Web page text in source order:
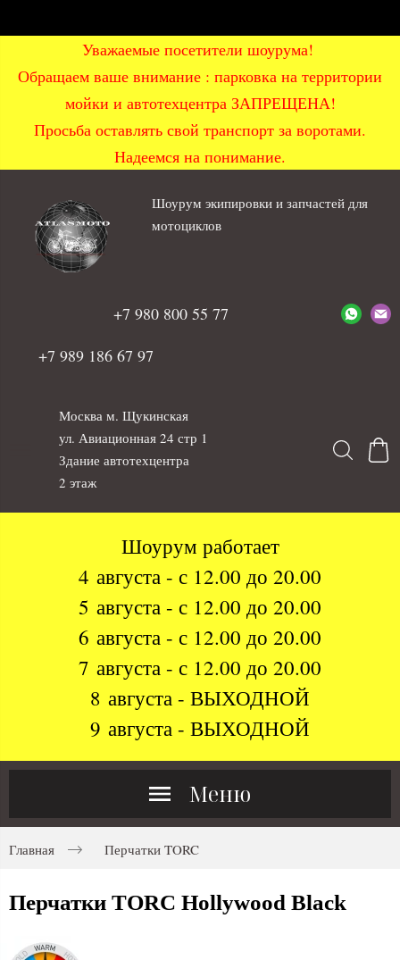
Уважаемые посетители шоурума!
Обращаем ваше внимание : парковка на территории
мойки и автотехцентра ЗАПРЕЩЕНА!
Просьба оставлять свой транспорт за воротами.
Надеемся на понимание.
Шоурум экипировки и запчастей для
мотоциклов
+7 980 800 55 77
+7 989 186 67 97
Москва м. Щукинская
ул. Авиационная 24 стр 1
Здание автотехцентра
2 этаж
Шоурум работает
4 августа - с 12.00 до 20.00
5 августа - с 12.00 до 20.00
6 августа - с 12.00 до 20.00
7 августа - с 12.00 до 20.00
8 августа - ВЫХОДНОЙ
9 августа - ВЫХОДНОЙ
Меню
Главная Перчатки TORC
Перчатки TORC Hollywood Black